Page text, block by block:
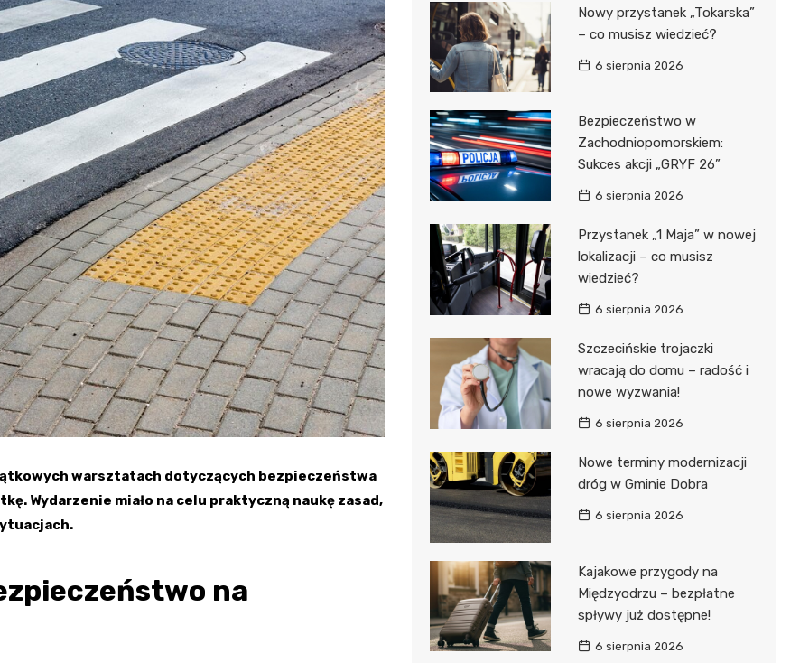
Sokołowskiego
Pomorskiej Akademii
Medycznej
Samodzielny Publiczny
Szpital Kliniczny nr 2
Specjalistyczny Szpital im.
A. Sokołowskiego
Samodzielny Publiczny
Wojewódzki Szpital
Zespolony im. M.
Skłodowskiej-Curi
warsztatach dotyczących bezpieczeństwa
Wydarzenie miało na celu praktyczną naukę zasad,
na
Nowy przystanek „Tokarska”
– co musisz wiedzieć?
6 sierpnia 2026
Bezpieczeństwo w
Zachodniopomorskiem:
Sukces akcji „GRYF 26”
6 sierpnia 2026
Przystanek „1 Maja” w nowej
lokalizacji – co musisz
wiedzieć?
6 sierpnia 2026
Szczecińskie trojaczki
wracają do domu – radość i
nowe wyzwania!
6 sierpnia 2026
Nowe terminy modernizacji
dróg w Gminie Dobra
6 sierpnia 2026
Kajakowe przygody na
Międzyodrzu – bezpłatne
spływy już dostępne!
6 sierpnia 2026